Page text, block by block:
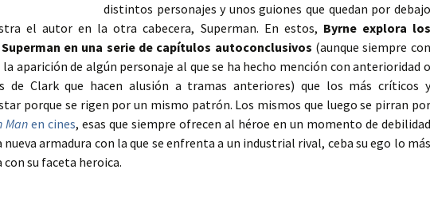
distintos personajes y unos guiones que quedan por debajo
el autor en la otra cabecera, Superman. En estos, Byrne explora los
en una serie de capítulos autoconclusivos (aunque siempre con
aparición de algún personaje al que se ha hecho mención con anterioridad o
de Clark que hacen alusión a tramas anteriores) que los más críticos y
porque se rigen por un mismo patrón. Los mismos que luego se pirran por
Manen cines, esas que siempre ofrecen al héroe en un momento de debilidad
armadura con la que se enfrenta a un industrial rival, ceba su ego lo más
con su faceta heroica.